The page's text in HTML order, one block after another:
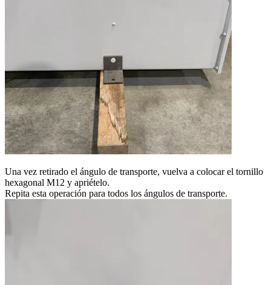
Una vez retirado el ángulo de transporte, vuelva a colocar el tornillo
hexagonal M12 y apriételo.
Repita esta operación para todos los ángulos de transporte.